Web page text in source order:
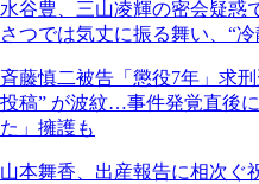
水谷豊、三山凌輝の密会疑惑
さつでは気丈に振る舞い、“
斉藤慎二被告「懲役7年」求
投稿” が波紋…事件発覚直後
た」擁護も
山本舞香、出産報告に相次ぐ